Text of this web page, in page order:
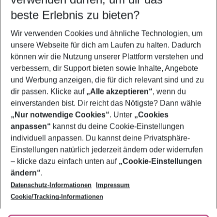
5-8 Nächte
2 Erwachsene Keine Kinder
Mehr Filter anzeigen
Footer
Footer navigation
Über uns
AGB
Bestpreisgarantie
Cookie-Einstellungen ändern
Cookie-Richtlinie
Agenturbetreuung
Barrierefreies Reisen
Folge uns
beste Erlebnis zu bieten?
Wir verwenden Cookies und ähnliche Technologien, um
unsere Webseite für dich am Laufen zu halten. Dadurch
können wir die Nutzung unserer Plattform verstehen und
verbessern, dir Support bieten sowie Inhalte, Angebote
und Werbung anzeigen, die für dich relevant sind und zu
dir passen. Klicke auf „Alle akzeptieren“, wenn du
einverstanden bist. Dir reicht das Nötigste? Dann wähle
„Nur notwendige Cookies“. Unter „Cookies
anpassen“ kannst du deine Cookie-Einstellungen
individuell anpassen. Du kannst deine Privatsphäre-
Einstellungen natürlich jederzeit ändern oder widerrufen
– klicke dazu einfach unten auf „Cookie-Einstellungen
ändern“.
Datenschutz-Informationen
Impressum
Cookie/Tracking-Informationen